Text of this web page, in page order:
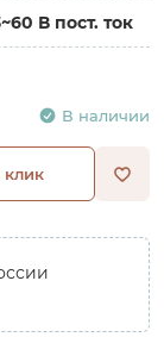
В пост. ток
В наличии
клик